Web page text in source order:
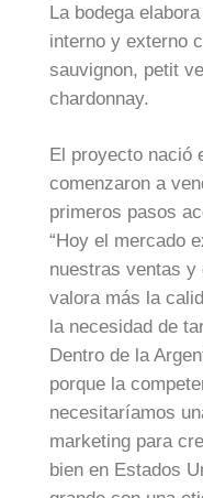
La bodega
interno y externo
sauvignon, petit
chardonnay.
El proyecto nació
comenzaron a
primeros pasos
“Hoy el mercado
nuestras ventas y
valora más la
la necesidad de
Dentro de la
porque la
necesitaríamos
marketing para
bien en Estados